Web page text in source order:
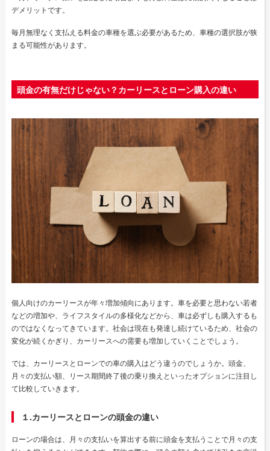
デメリットです。
毎月無理なく支払える料金の車種を選ぶ必要があるため、車種の選択肢が狭
まる可能性があります。
頭金の有無だけじゃない？カーリースとローン購入の違い
個人向けのカーリースが年々増加傾向にあります。車を必要と思わない若者
などの増加や、ライフスタイルの多様化などから、車は必ずしも購入するも
のではなくなってきています。社会は現在も発達し続けているため、社会の
変化が続くかぎり、カーリースへの需要も増加していくことでしょう。
では、カーリースとローンでの車の購入はどう違うのでしょうか。頭金、
月々の支払い額、リース期間終了後の乗り換えといったオプションに注目し
て比較していきます。
１.カーリースとローンの頭金の違い
ローンの場合は、月々の支払いを算出する前に頭金を支払うことで月々の支